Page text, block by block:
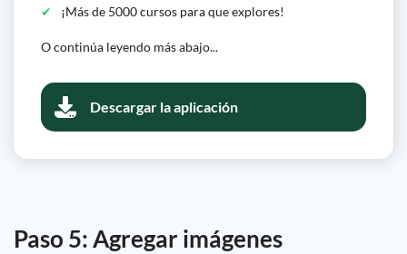
¡Más de 5000 cursos para que explores!
O continúa leyendo más abajo...
Descargar la aplicación
Paso 5: Agregar imágenes